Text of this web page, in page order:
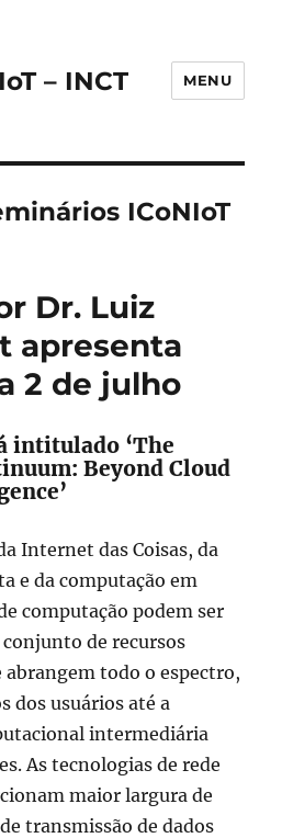
– INCT MENU
ICoNIoT
Dr. Luiz
apresenta
2 de julho
intitulado ‘The
Beyond Cloud
Internet das Coisas, da
e da computação em
computação podem ser
de recursos
todo o espectro,
dos usuários até a
intermediária
As tecnologias de rede
maior largura de
transmissão de dados